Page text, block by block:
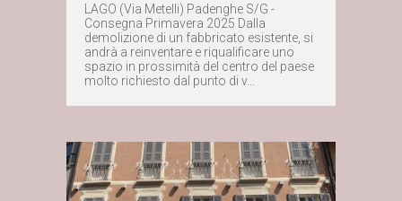
Maggiori dettagli
Contattaci subito
LAGO (Via Metelli) Padenghe S/G -
Consegna Primavera 2025 Dalla
demolizione di un fabbricato esistente, si
andrà a reinventare e riqualificare uno
spazio in prossimità del centro del paese
molto richiesto dal punto di v...